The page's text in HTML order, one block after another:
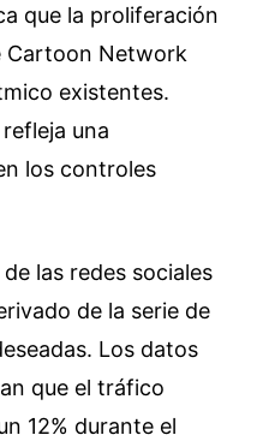
que la proliferación
Cartoon Network
existentes.
una
los controles
las redes sociales
de la serie de
Los datos
que el tráfico
12% durante el